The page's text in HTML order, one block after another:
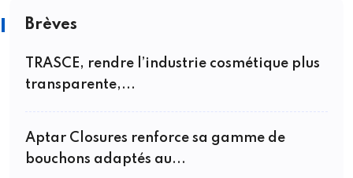
Brèves
TRASCE, rendre l’industrie cosmétique plus
transparente,...
Aptar Closures renforce sa gamme de
bouchons adaptés au...